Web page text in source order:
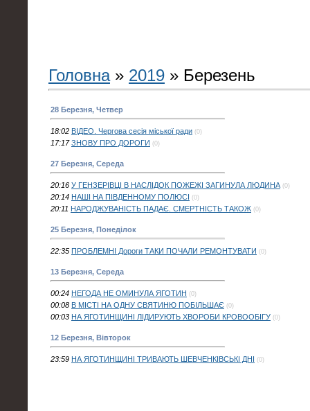
Головна» 2019 » Березень
28 Березня, Четвер
18:02 ВІДЕО. Чергова сесія міської ради (0)
17:17 ЗНОВУ ПРО ДОРОГИ (0)
27 Березня, Середа
20:16 У ГЕНЗЕРІВЦІ В НАСЛІДОК ПОЖЕЖІ ЗАГИНУЛА ЛЮДИНА (0)
20:14 НАШІ НА ПІВДЕННОМУ ПОЛЮСІ (0)
20:11 НАРОДЖУВАНІСТЬ ПАДАЄ. СМЕРТНІСТЬ ТАКОЖ (0)
25 Березня, Понеділок
22:35 ПРОБЛЕМНІ Дороги ТАКИ ПОЧАЛИ РЕМОНТУВАТИ (0)
13 Березня, Середа
00:24 НЕГОДА НЕ ОМИНУЛА ЯГОТИН (0)
00:08 В МІСТІ НА ОДНУ СВЯТИНЮ ПОБІЛЬШАЄ (0)
00:03 НА ЯГОТИНЩИНІ ЛІДИРУЮТЬ ХВОРОБИ КРОВООБІГУ (0)
12 Березня, Вівторок
23:59 НА ЯГОТИНЩИНІ ТРИВАЮТЬ ШЕВЧЕНКІВСЬКІ ДНІ (0)